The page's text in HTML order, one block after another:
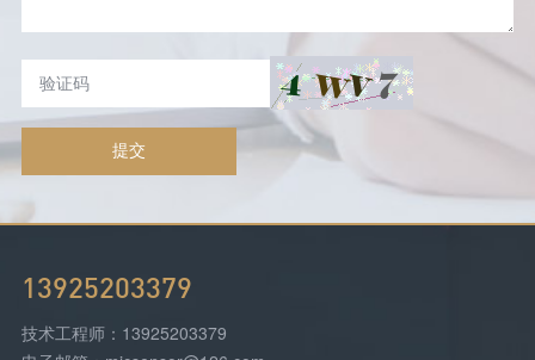
提交
13925203379
技术工程师：13925203379